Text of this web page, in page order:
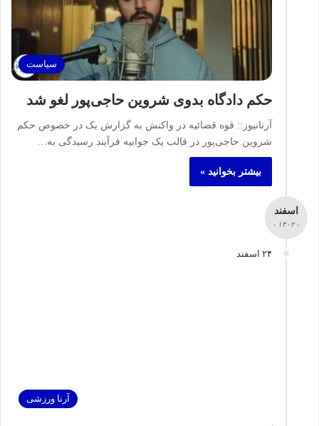
سیاست
حکم دادگاه بدوی شروین حاجی‌پور لغو شد
آرنانیوز:: قوه قضائیه در واکنش به گزارش یک در خصوص حکم
شروین حاجی‌پور در قالب یک جوابیه فرآیند رسیدگی به…
بیشتر بخوانید »
اسفند
- ۱۴۰۲ -
۲۴ اسفند
آرنا ورزشی